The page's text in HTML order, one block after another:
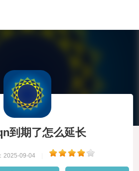
到期了怎么延长
2025-09-04